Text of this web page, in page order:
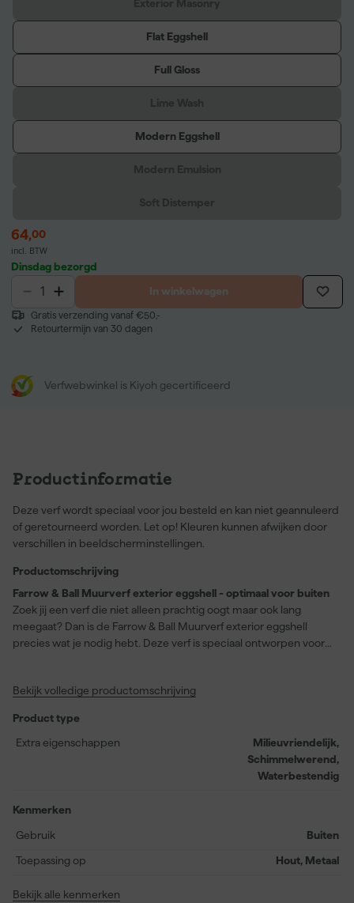
Flat Eggshell
Full Gloss
Modern Eggshell
64,00
incl. BTW
Dinsdag bezorgd
In winkelwagen
Gratis verzending vanaf €50,-
Retourtermijn van 30 dagen
Verfwebwinkel is Kiyoh gecertificeerd
Productinformatie
Deze verf wordt speciaal voor jou besteld en kan niet geannuleerd
of geretourneerd worden. Let op! Kleuren kunnen afwijken door
verschillen in beeldscherminstellingen.
Productomschrijving
Farrow & Ball Muurverf exterior eggshell - optimaal voor buiten
Zoek jij een verf die niet alleen prachtig oogt maar ook lang
meegaat? Dan is de Farrow & Ball Muurverf exterior eggshell
precies wat je nodig hebt. Deze verf is speciaal ontworpen voor
schimmelwerend is. Jarenlang genot gegarandeerd, met een
vervaging. De kleur Cord (No. 16) is een sterke, op geel
gebaseerde neutrale tint. Deze kleur vormt een perfecte
combinatie met de Farrow & Ball klassieker String, of als een
steviger accent voor je keuken met Matchstick op de muren. Van
applicatiemethoden maken het je gemakkelijk. En met een snelle
volgende laag!
Bekijk volledige productomschrijving
Product type
Extra eigenschappen
Milieuvriendelijk,
Schimmelwerend,
Waterbestendig
Kenmerken
Gebruik
Buiten
Toepassing op Hout, Metaal
Bekijk alle kenmerken